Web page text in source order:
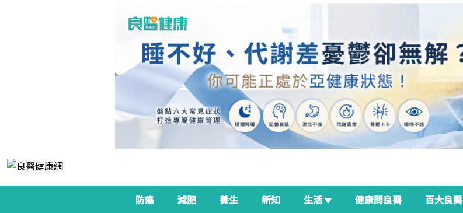
防癌 減肥 養生 新知 生活 健康問良醫 百大良醫